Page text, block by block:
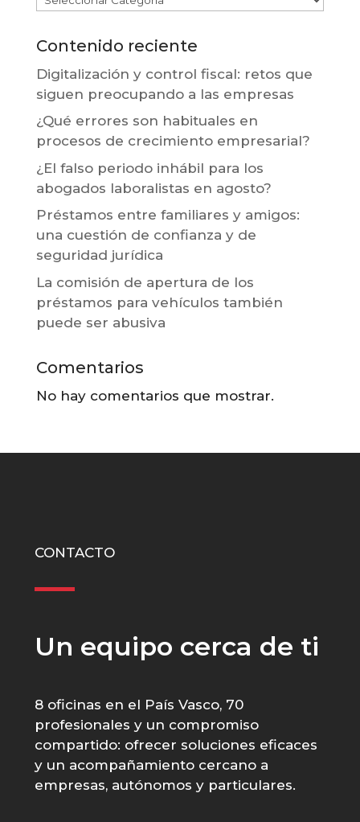
Contenido reciente
Digitalización y control fiscal: retos que
siguen preocupando a las empresas
¿Qué errores son habituales en
procesos de crecimiento empresarial?
¿El falso periodo inhábil para los
abogados laboralistas en agosto?
Préstamos entre familiares y amigos:
una cuestión de confianza y de
seguridad jurídica
La comisión de apertura de los
préstamos para vehículos también
puede ser abusiva
Comentarios
No hay comentarios que mostrar.
CONTACTO
Un equipo cerca de ti
8 oficinas en el País Vasco, 70
profesionales y un compromiso
compartido: ofrecer soluciones eficaces
y un acompañamiento cercano a
empresas, autónomos y particulares.